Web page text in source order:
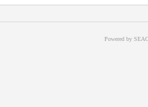
Powered by